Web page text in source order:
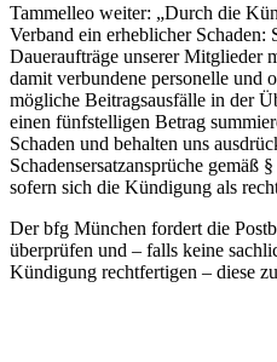
Tammelleo weiter: „Durch die
Verband ein erheblicher Schaden:
Daueraufträge unserer Mitglieder
damit verbundene personelle und
mögliche Beitragsausfälle in der
einen fünfstelligen Betrag
Schaden und behalten uns
Schadensersatzansprüche gemäß
sofern sich die Kündigung als
Der bfg München fordert die
überprüfen und – falls keine
Kündigung rechtfertigen – diese